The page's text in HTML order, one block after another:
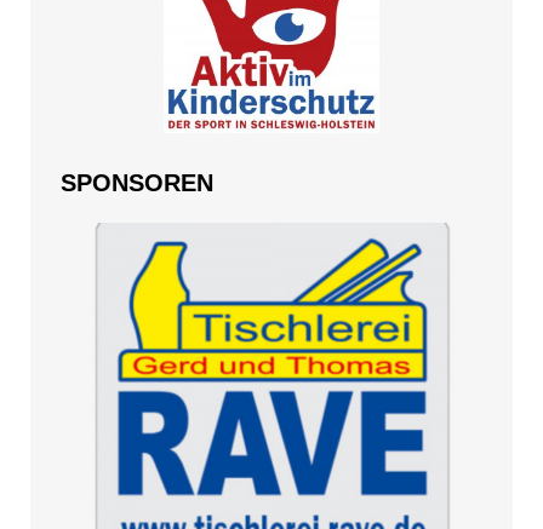
SPONSOREN